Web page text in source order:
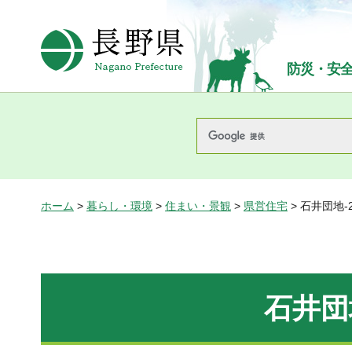
長野県Nagano Prefecture
防災・安
ホーム > 暮らし・環境 > 住まい・景観 > 県営住宅 > 石井団地-
石井